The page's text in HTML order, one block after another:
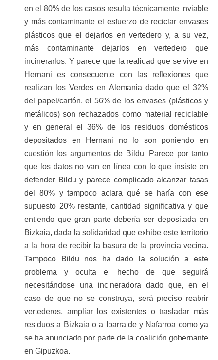
en el 80% de los casos resulta técnicamente inviable
y más contaminante el esfuerzo de reciclar envases
plásticos que el dejarlos en vertedero y, a su vez,
más contaminante dejarlos en vertedero que
incinerarlos. Y parece que la realidad que se vive en
Hernani es consecuente con las reflexiones que
realizan los Verdes en Alemania dado que el 32%
del papel/cartón, el 56% de los envases (plásticos y
metálicos) son rechazados como material reciclable
y en general el 36% de los residuos domésticos
depositados en Hernani no lo son poniendo en
cuestión los argumentos de Bildu. Parece por tanto
que los datos no van en línea con lo que insiste en
defender Bildu y parece complicado alcanzar tasas
del 80% y tampoco aclara qué se haría con ese
supuesto 20% restante, cantidad significativa y que
entiendo que gran parte debería ser depositada en
Bizkaia, dada la solidaridad que exhibe este territorio
a la hora de recibir la basura de la provincia vecina.
Tampoco Bildu nos ha dado la solución a este
problema y oculta el hecho de que seguirá
necesitándose una incineradora dado que, en el
caso de que no se construya, será preciso reabrir
vertederos, ampliar los existentes o trasladar más
residuos a Bizkaia o a Iparralde y Nafarroa como ya
se ha anunciado por parte de la coalición gobernante
en Gipuzkoa.